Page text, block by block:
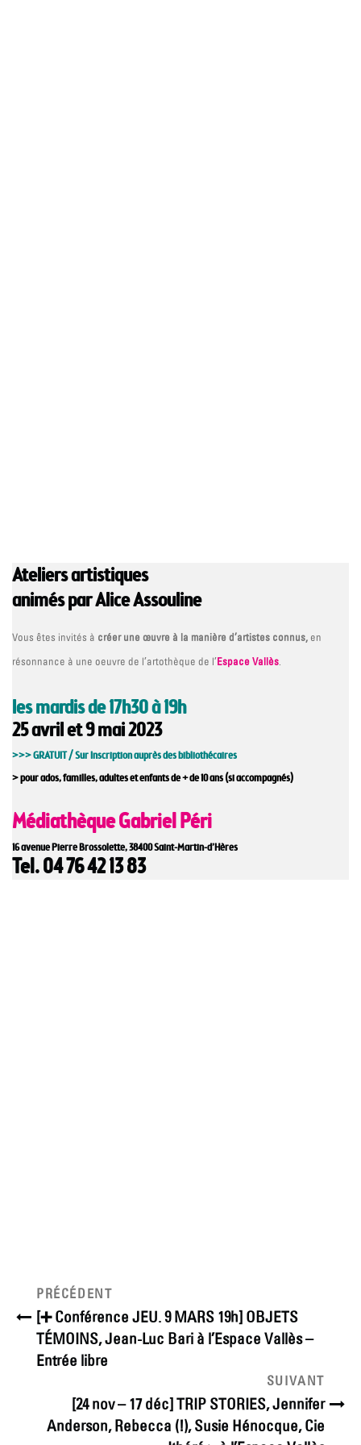
Ateliers artistiques
animés par Alice Assouline
Vous êtes invités à créer une œuvre à la manière d’artistes connus, en
résonnance à une oeuvre de l’artothèque de l’Espace Vallès.
les mardis de 17h30 à 19h
25 avril et 9 mai 2023
>>> GRATUIT / Sur Inscription auprès des bibliothécaires
> pour ados, familles, adultes et enfants de + de 10 ans (si accompagnés)
Médiathèque Gabriel Péri
16 avenue Pierre Brossolette, 38400 Saint-Martin-d’Hères
Tel. 04 76 42 13 83
Navigation
de
l’article
Article
précédent
PRÉCÉDENT
[➕ Conférence JEU. 9 MARS 19h] OBJETS
TÉMOINS, Jean-Luc Bari à l’Espace Vallès –
Entrée libre
SUIVANT
[24 nov – 17 déc] TRIP STORIES, Jennifer
Anderson, Rebecca (!), Susie Hénocque, Cie